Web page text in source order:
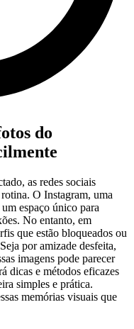
do‌
⁤as redes sociais
O Instagram, uma
espaço único para
No entanto, em
que estão​ bloqueados ou
‍por amizade desfeita,
imagens⁢ pode parecer
dicas e métodos eficazes
⁢simples ⁣e ‌prática.
memórias visuais que